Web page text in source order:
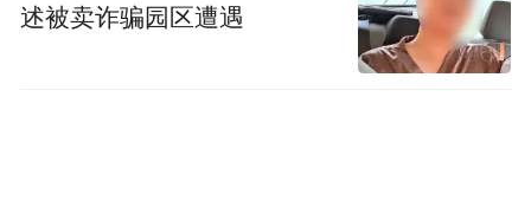
述被卖诈骗园区遭遇